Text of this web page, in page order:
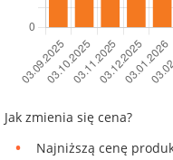
Jak zmienia się cena?
Najniższą cenę